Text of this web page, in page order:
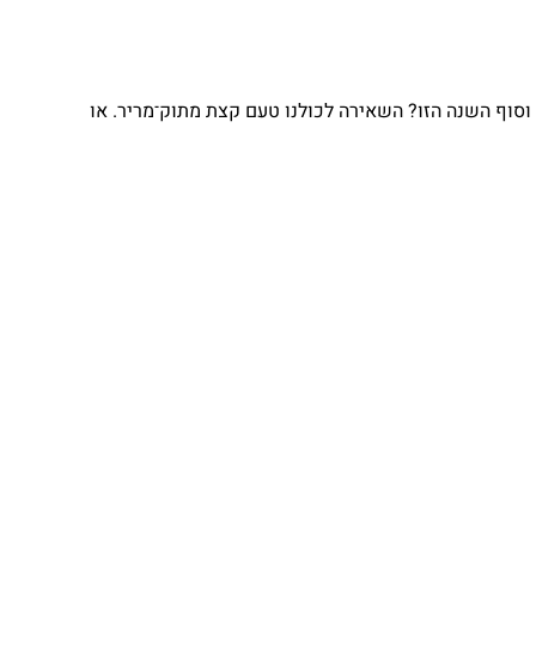
וסוף השנה הזו? השאירה לכולנו טעם קצת מתוק־מריר. או